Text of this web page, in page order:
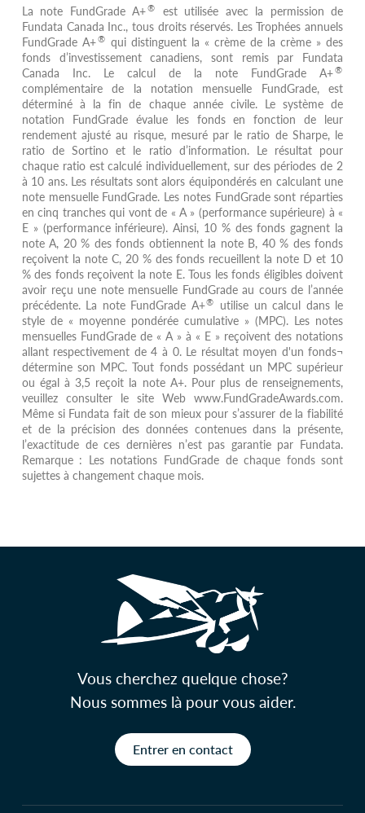
La note FundGrade A+®
est utilisée avec la permission de
Fundata Canada Inc., tous droits réservés. Les Trophées annuels
FundGrade A+® qui distinguent la « crème de la crème » des
fonds d’investissement canadiens, sont remis par Fundata
Canada Inc. Le calcul de la note FundGrade A+®
complémentaire de la notation mensuelle FundGrade, est
déterminé à la fin de chaque année civile. Le système de
notation FundGrade évalue les fonds en fonction de leur
rendement ajusté au risque, mesuré par le ratio de Sharpe, le
ratio de Sortino et le ratio d’information. Le résultat pour
chaque ratio est calculé individuellement, sur des périodes de 2
à 10 ans. Les résultats sont alors équipondérés en calculant une
note mensuelle FundGrade. Les notes FundGrade sont réparties
en cinq tranches qui vont de « A » (performance supérieure) à «
E » (performance inférieure). Ainsi, 10 % des fonds gagnent la
note A, 20 % des fonds obtiennent la note B, 40 % des fonds
reçoivent la note C, 20 % des fonds recueillent la note D et 10
% des fonds reçoivent la note E. Tous les fonds éligibles doivent
avoir reçu une note mensuelle FundGrade au cours de l’année
précédente. La note FundGrade A+® utilise un calcul dans le
style de « moyenne pondérée cumulative » (MPC). Les notes
mensuelles FundGrade de « A » à « E » reçoivent des notations
allant respectivement de 4 à 0. Le résultat moyen d'un fonds¬
détermine son MPC. Tout fonds possédant un MPC supérieur
ou égal à 3,5 reçoit la note A+. Pour plus de renseignements,
veuillez consulter le site Web www.FundGradeAwards.com.
Même si Fundata fait de son mieux pour s’assurer de la fiabilité
et de la précision des données contenues dans la présente,
l’exactitude de ces dernières n’est pas garantie par Fundata.
Remarque : Les notations FundGrade de chaque fonds sont
sujettes à changement chaque mois.
Vous cherchez quelque chose?
Nous sommes là pour vous aider.
Entrer en contact